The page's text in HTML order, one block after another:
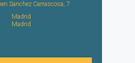
Sanchez Carrascosa, 7
Madrid
Madrid